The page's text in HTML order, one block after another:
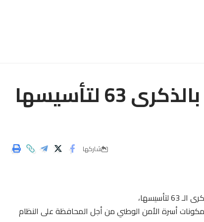
” أسرة الأمن الوطني تحتفل بالذكرى 63 لتأسيسها
شاركها
أسرة الأمن الوطني من أجل المحافظة على النظام